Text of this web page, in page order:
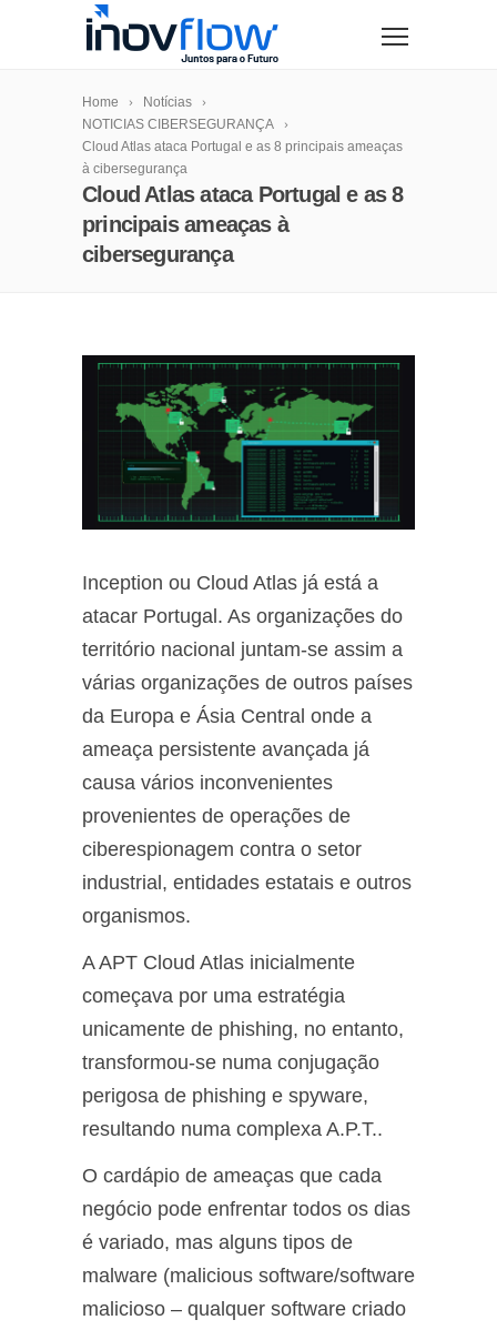
Home
Notícias
NOTICIAS CIBERSEGURANÇA
Cloud Atlas ataca Portugal e as 8 principais ameaças
à cibersegurança
Cloud Atlas ataca Portugal e as 8
principais ameaças à
cibersegurança
Inception ou Cloud Atlas já está a
atacar Portugal. As organizações do
território nacional juntam-se assim a
várias organizações de outros países
da Europa e Ásia Central onde a
ameaça persistente avançada já
causa vários inconvenientes
provenientes de operações de
ciberespionagem contra o setor
industrial, entidades estatais e outros
organismos.
A APT Cloud Atlas inicialmente
começava por uma estratégia
unicamente de phishing, no entanto,
transformou-se numa conjugação
perigosa de phishing e spyware,
resultando numa complexa A.P.T..
O cardápio de ameaças que cada
negócio pode enfrentar todos os dias
é variado, mas alguns tipos de
malware (malicious software/software
malicioso – qualquer software criado